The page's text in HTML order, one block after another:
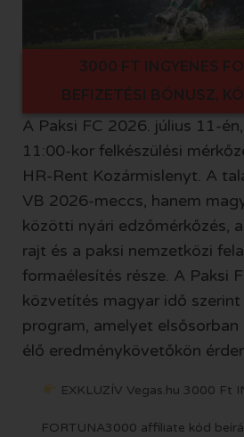
3000 FT INGYENES
BEFIZETÉSI BÓNUSZ,
A Paksi FC 2026. július 11-
11:00-kor felkészülési
HR-Rent Kozármislenyt. A
VB 2026-meccs, hanem
közötti nyári edzőmérkőzés,
rajt és a paksi nemzetközi
formaélesítés része. A Paksi
közvetítés magyar idő
program, amelyet elsősorban
élő eredménykövetőkön
EXKLUZÍV Vegas.hu 3000 Ft
FORTUNA3000 affiliate kód